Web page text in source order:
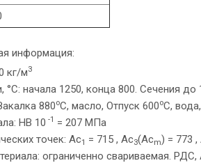
информация:
кг/м3
°С: начала 1250, конца 800. Сечения
880oC, масло, Отпуск 600oC, вода,
HB 10 -1
= 207 МПа
точек: Ac1 = 715 , Ac3(Acm) = 773 ,
ограниченно свариваемая.